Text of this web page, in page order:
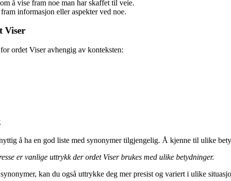
å vise fram noe man har skaffet til veie.
informasjon eller aspekter ved noe.
Viser
ordet Viser avhengig av konteksten:
å ha en god liste med synonymer tilgjengelig. Å kjenne til ulike
er vanlige uttrykk der ordet Viser brukes med ulike betydninger.
kan du også uttrykke deg mer presist og variert i ulike